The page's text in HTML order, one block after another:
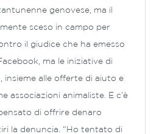
genovese, ma il
sceso in campo per
il giudice che ha emesso
ma le iniziative di
insieme alle offerte di aiuto e
associazioni animaliste. E c’è
di offrire denaro
la denuncia. “Ho tentato di